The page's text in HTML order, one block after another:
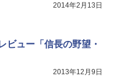
2014年2月13日
ビュー「信長の野望・
2013年12月9日